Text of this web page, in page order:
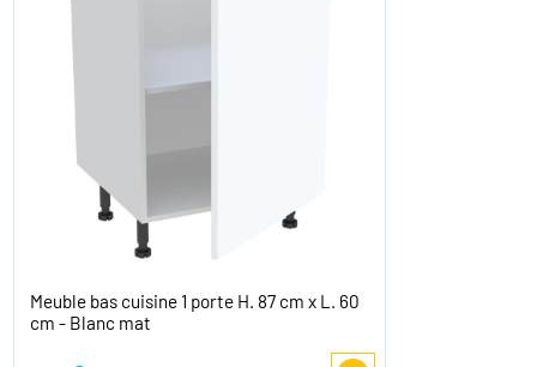
Meuble bas cuisine 1 porte H. 87 cm x L. 60
cm - Blanc mat